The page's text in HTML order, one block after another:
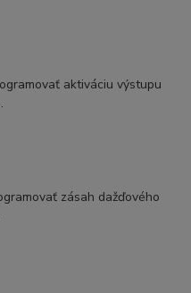
aktiváciu výstupu
zásah dažďového